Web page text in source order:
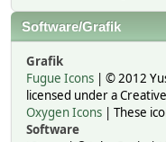
Software/Grafik
Grafik
Fugue Icons | © 2012
licensed under a
Oxygen Icons | These
Software